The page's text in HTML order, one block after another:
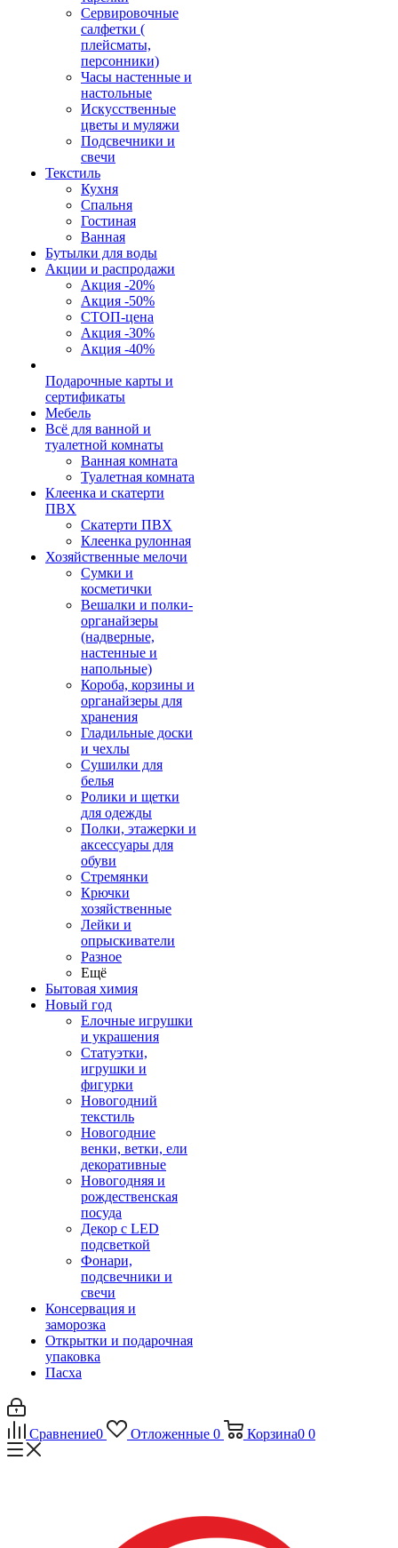
Сервировочные
салфетки (
плейсматы,
персонники)
Часы настенные и
настольные
Искусственные
цветы и муляжи
Подсвечники и
свечи
Текстиль
Кухня
Спальня
Гостиная
Ванная
Бутылки для воды
Акции и распродажи
Акция -20%
Акция -50%
СТОП-цена
Акция -30%
Акция -40%
Подарочные карты и
сертификаты
Мебель
Всё для ванной и
туалетной комнаты
Ванная комната
Туалетная комната
Клеенка и скатерти
ПВХ
Скатерти ПВХ
Клеенка рулонная
Хозяйственные мелочи
Сумки и
косметички
Вешалки и полки-
органайзеры
(надверные,
настенные и
напольные)
Короба, корзины и
органайзеры для
хранения
Гладильные доски
и чехлы
Сушилки для
белья
Ролики и щетки
для одежды
Полки, этажерки и
аксессуары для
обуви
Стремянки
Крючки
хозяйственные
Лейки и
опрыскиватели
Разное
Ещё
Бытовая химия
Новый год
Елочные игрушки
и украшения
Статуэтки,
игрушки и
фигурки
Новогодний
текстиль
Новогодние
венки, ветки, ели
декоративные
Новогодняя и
рождественская
посуда
Декор с LED
подсветкой
Фонари,
подсвечники и
свечи
Консервация и
заморозка
Открытки и подарочная
упаковка
Пасха
Сравнение0 Отложенные 0 Корзина0 0